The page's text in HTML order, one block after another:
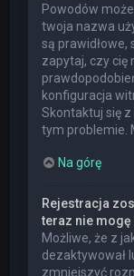
Powodów
twoja nazwa
są prawidłowe,
zapytaj, czy cię
konfiguracja
Skontaktuj się
tym problemie.
Na górę
Rejestracja
teraz nie
Możliwe, że z
dezaktywował
zmniejszyć